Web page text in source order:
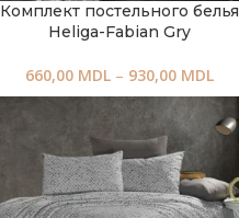
Комплект постельного белья
Heliga-Fabian Gry
660,00 MDL – 930,00 MDL